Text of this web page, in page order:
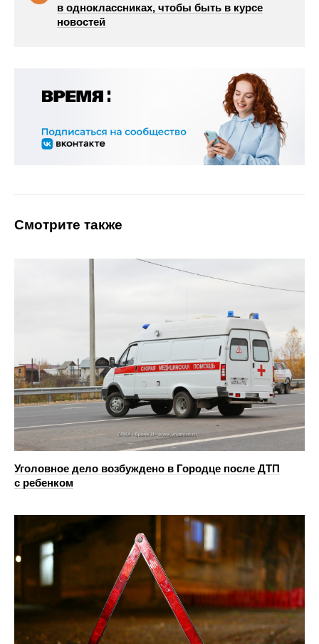
в одноклассниках, чтобы быть в курсе
новостей
Смотрите также
Уголовное дело возбуждено в Городце после ДТП
с ребенком